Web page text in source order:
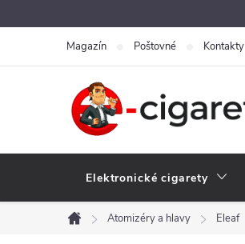
na
Magazín Poštovné Kontakty
Elektronické cigarety
Domů
Atomizéry a hlavy Eleaf